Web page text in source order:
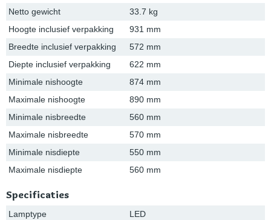
Netto gewicht
33.7 kg
Hoogte inclusief verpakking
931 mm
Breedte inclusief verpakking
572 mm
Diepte inclusief verpakking
622 mm
Minimale nishoogte
874 mm
Maximale nishoogte
890 mm
Minimale nisbreedte
560 mm
Maximale nisbreedte
570 mm
Minimale nisdiepte
550 mm
Maximale nisdiepte
560 mm
Specificaties
Lamptype
LED